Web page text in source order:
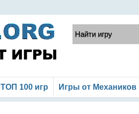
ТОП 100 игр Игры от Механиков